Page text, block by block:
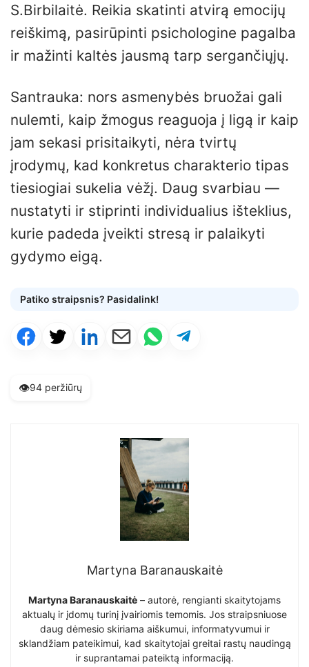
S.Birbilaitė. Reikia skatinti atvirą emocijų
reiškimą, pasirūpinti psichologine pagalba
ir mažinti kaltės jausmą tarp sergančiųjų.
Santrauka: nors asmenybės bruožai gali
nulemti, kaip žmogus reaguoja į ligą ir kaip
jam sekasi prisitaikyti, nėra tvirtų
įrodymų, kad konkretus charakterio tipas
tiesiogiai sukelia vėžį. Daug svarbiau —
nustatyti ir stiprinti individualius išteklius,
kurie padeda įveikti stresą ir palaikyti
gydymo eigą.
Patiko straipsnis? Pasidalink!
👁️94 peržiūrų
Martyna Baranauskaitė
Martyna Baranauskaitė – autorė, rengianti skaitytojams
aktualų ir įdomų turinį įvairiomis temomis. Jos straipsniuose
daug dėmesio skiriama aiškumui, informatyvumui ir
sklandžiam pateikimui, kad skaitytojai greitai rastų naudingą
ir suprantamai pateiktą informaciją.